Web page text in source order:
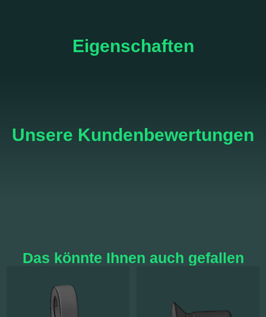
Eigenschaften
Unsere Kundenbewertungen
Das könnte Ihnen auch gefallen